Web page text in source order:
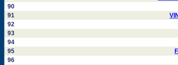
90
91
92
93
94
95
96